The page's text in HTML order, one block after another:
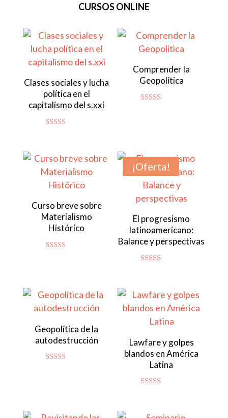
CURSOS ONLINE
Clases sociales y lucha
política en el
capitalismo del s.xxi
Comprender la
Geopolítica
Curso breve sobre
Materialismo
Histórico
¡Oferta!
El progresismo
latinoamericano:
Balance y perspectivas
Geopolítica de la
autodestrucción
Lawfare y golpes
blandos en América
Latina